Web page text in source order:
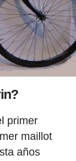
primer
maillot
años